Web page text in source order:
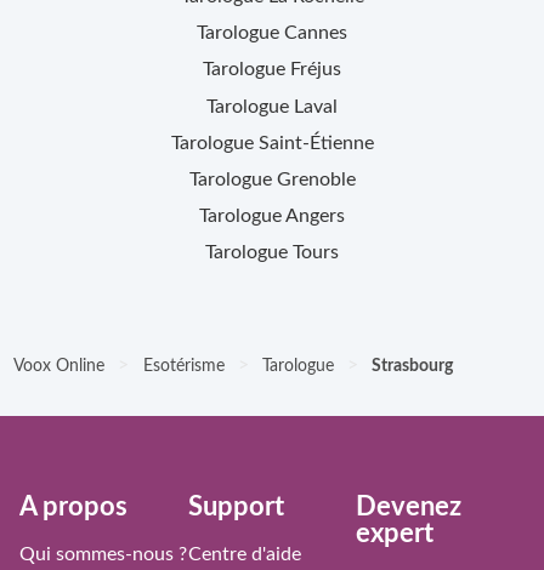
Tarologue Cannes
Tarologue Fréjus
Tarologue Laval
Tarologue Saint-Étienne
Tarologue Grenoble
TarologueAngers
Tarologue Tours
Voox Online Esotérisme Tarologue Strasbourg
À propos
Qui sommes-nous ?
Support
Centre d'aide
Devenez
expert